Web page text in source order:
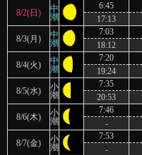
8/2(日)
中
潮
6:45
17:13
8/3(月)
中
潮
7:03
18:12
8/4(火)
中
潮
7:20
19:24
8/5(水)
小
潮
7:35
20:53
8/6(木)
小
潮
7:46
-
8/7(金)
小
潮
7:53
-